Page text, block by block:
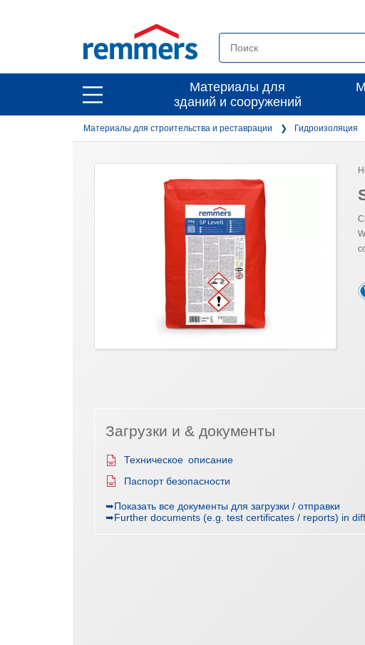
open
main
navigation
open
main
Материалы для
зданий и сооружений
Материалы для строительства и реставрации Гидроизоляция
Загрузки и & документы
Техническое описание
Паспорт безопасности
➥Показать все документы для загрузки / отправки
➥Further documents (e.g. test certificates / reports) in